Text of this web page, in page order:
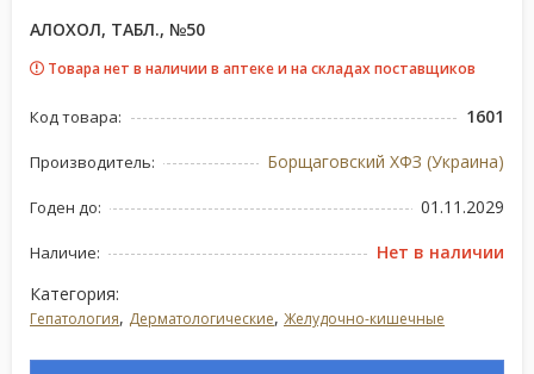
АЛОХОЛ, ТАБЛ., №50
Товара нет в наличии в аптеке и на складах поставщиков
Код товара: 1601
Производитель: Борщаговский ХФЗ (Украина)
Годен до: 01.11.2029
Наличие:
Нет в наличии
Категория:
Гепатология, Дерматологические, Желудочно-кишечные